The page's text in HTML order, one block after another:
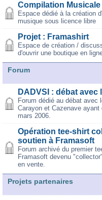
Compilation Musicale
Espace dédié à la création
musique sous licence libre
Projet : Framashirt
Espace de création /
d'ouvrir une boutique en
Forum
DADVSI : débat avec
Forum dédié au débat avec
Carayon et Cazenave ayant
mars 2006.
Opération tee-shirt
soutien à Framasoft
Forum archivé du premier
Framasoft devenu
en vente.
Projets partenaires